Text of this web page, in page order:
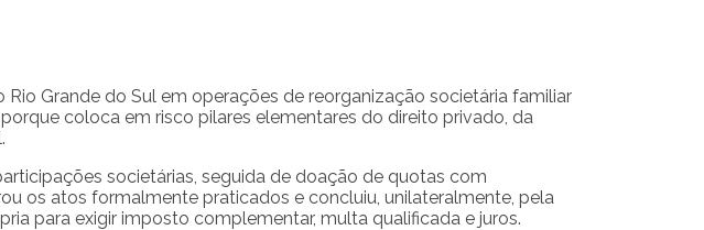
Grande do Sul em operações de reorganização societária familiar
coloca em risco pilares elementares do direito privado, da
societárias, seguida de doação de quotas com
os atos formalmente praticados e concluiu, unilateralmente, pela
para exigir imposto complementar, multa qualificada e juros.